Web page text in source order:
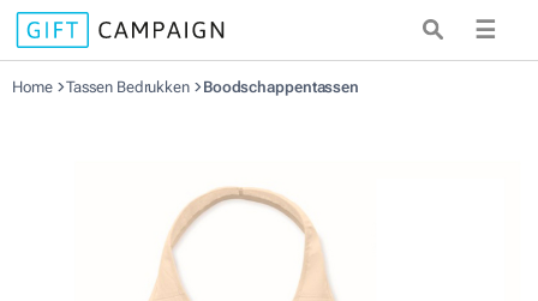
☰
Home Tassen Bedrukken Boodschappentassen